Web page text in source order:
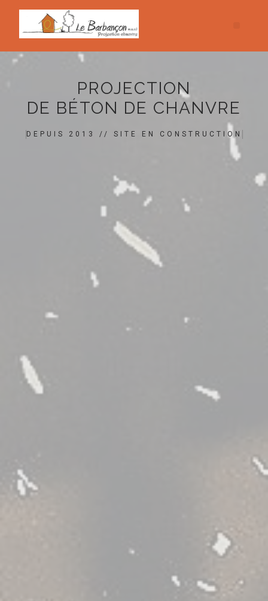
PROJECTION
DE BÉTON DE CHANVRE
DEPUIS 2013 // SITE EN CONSTRUCTION